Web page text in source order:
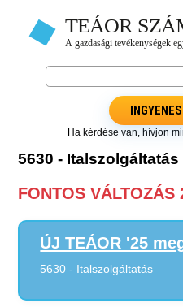
Ha kérdése van, hívjon
5630 - Italszolgáltatás
FONTOS VÁLTOZÁS
ÚJ TEÁOR '25
5630 - Italszolgáltatás